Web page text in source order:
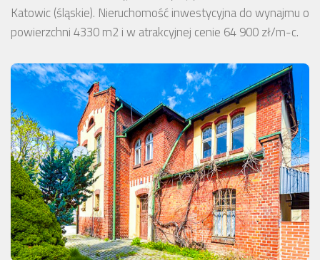
Katowic (śląskie). Nieruchomość inwestycyjna do wynajmu o
powierzchni 4330 m2 i w atrakcyjnej cenie 64 900 zł/m-c.